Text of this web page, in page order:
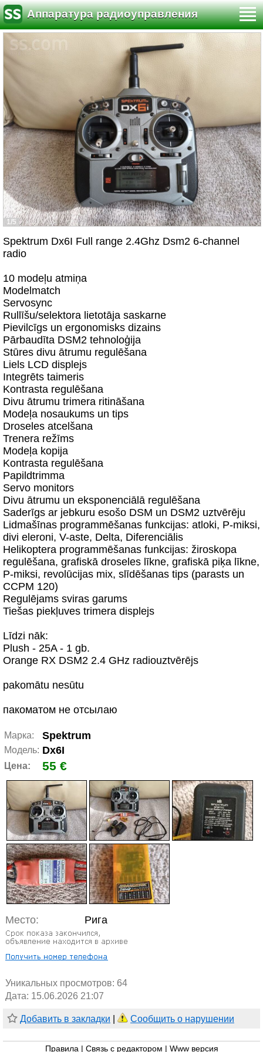
Аппаратура радиоуправления
1/5
Spektrum Dx6I Full range 2.4Ghz Dsm2 6-channel
radio
10 modeļu atmiņa
Modelmatch
Servosync
Rullīšu/selektora lietotāja saskarne
Pievilcīgs un ergonomisks dizains
Pārbaudīta DSM2 tehnoloģija
Stūres divu ātrumu regulēšana
Liels LCD displejs
Integrēts taimeris
Kontrasta regulēšana
Divu ātrumu trimera ritināšana
Modeļa nosaukums un tips
Droseles atcelšana
Trenera režīms
Modeļa kopija
Kontrasta regulēšana
Papildtrimma
Servo monitors
Divu ātrumu un eksponenciālā regulēšana
Saderīgs ar jebkuru esošo DSM un DSM2 uztvērēju
Lidmašīnas programmēšanas funkcijas: atloki, P-miksi,
divi eleroni, V-aste, Delta, Diferenciālis
Helikoptera programmēšanas funkcijas: žiroskopa
regulēšana, grafiskā droseles līkne, grafiskā piķa līkne,
P-miksi, revolūcijas mix, slīdēšanas tips (parasts un
CCPM 120)
Regulējams sviras garums
Tiešas piekļuves trimera displejs
Līdzi nāk:
Plush - 25A - 1 gb.
Orange RX DSM2 2.4 GHz radiouztvērējs
pakomātu nesūtu
пакоматом не отсылаю
Марка: Spektrum
Модель: Dx6I
Цена: 55 €
Место: Рига
Уникальных просмотров: 64
Дата: 15.06.2026 21:07
Добавить в закладки Сообщить о нарушении
Правила Связь с редактором Www версия